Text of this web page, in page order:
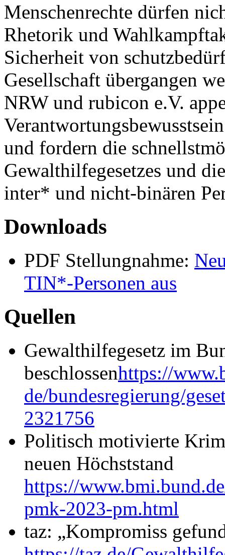
Menschenrechte dürfen
Rhetorik und
Sicherheit von
Gesellschaft übergangen
NRW und rubicon e.V.
und fordern die
Gewalthilfegesetzes und
inter* und nicht-binären
Downloads
PDF Stellungnahme:
TIN*-Personen aus
Quellen
Gewalthilfegesetz im
beschlossenhttps://
de/bundesregierung/
2321756
Politisch motivierte
neuen Höchststand
https://
pmk-2023-pm.html
taz: „Kompromiss